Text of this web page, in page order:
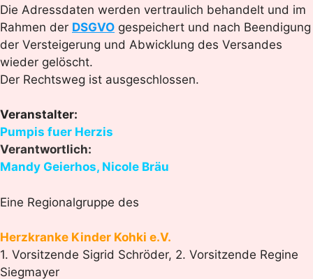
Die Adressdaten werden vertraulich behandelt und im
Rahmen der DSGVO gespeichert und nach Beendigung
der Versteigerung und Abwicklung des Versandes
wieder gelöscht.
Der Rechtsweg ist ausgeschlossen.
Veranstalter:
Pumpis fuer Herzis
Verantwortlich:
Mandy Geierhos, Nicole Bräu
Eine Regionalgruppe des
Herzkranke Kinder Kohki e.V.
1. Vorsitzende Sigrid Schröder, 2. Vorsitzende Regine
Siegmayer